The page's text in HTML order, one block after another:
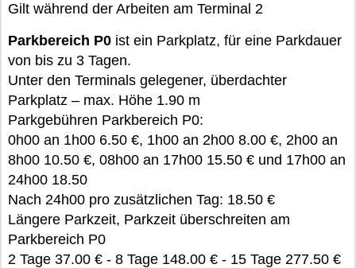
Gilt während der Arbeiten am Terminal 2
Parkbereich P0 ist ein Parkplatz, für eine Parkdauer
von bis zu 3 Tagen.
Unter den Terminals gelegener, überdachter
Parkplatz – max. Höhe 1.90 m
Parkgebühren Parkbereich P0:
0h00 an 1h00 6.50 €, 1h00 an 2h00 8.00 €, 2h00 an
8h00 10.50 €, 08h00 an 17h00 15.50 € und 17h00 an
24h00 18.50
Nach 24h00 pro zusätzlichen Tag: 18.50 €
Längere Parkzeit, Parkzeit überschreiten am
Parkbereich P0
2 Tage 37.00 € - 8 Tage 148.00 € - 15 Tage 277.50 €